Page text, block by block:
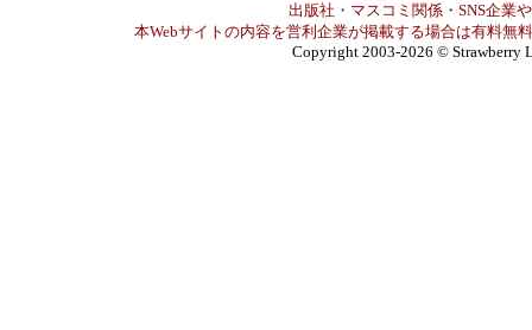
出版社・マスコミ関係・SNS企業
本Webサイトの内容を営利企業が掲載する場合は有料無
Copyright 2003-2026 © Strawberry